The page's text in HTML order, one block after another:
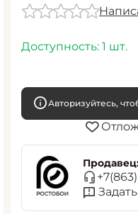
Доступность: 1 шт.
Авторизуйтесь,